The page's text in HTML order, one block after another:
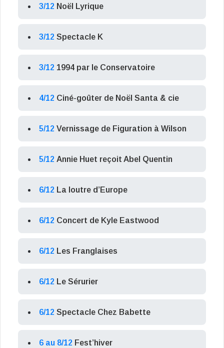
3/12 Noël Lyrique
3/12 Spectacle K
3/12 1994 par le Conservatoire
4/12 Ciné-goûter de Noël Santa & cie
5/12 Vernissage de Figuration à Wilson
5/12 Annie Huet reçoit Abel Quentin
6/12 La loutre d’Europe
6/12 Concert de Kyle Eastwood
6/12 Les Franglaises
6/12 Le Sérurier
6/12 Spectacle Chez Babette
6 au 8/12 Fest’hiver